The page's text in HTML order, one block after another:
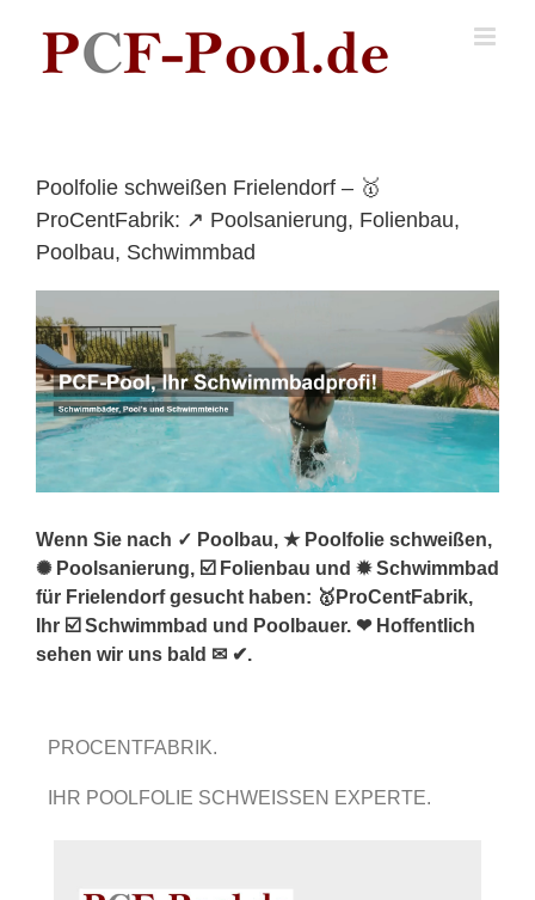
content
Poolfolie schweißen Frielendorf – 🥇
ProCentFabrik: ↗️ Poolsanierung, Folienbau,
Poolbau, Schwimmbad
Wenn Sie nach ✓ Poolbau, ★ Poolfolie schweißen,
✺ Poolsanierung, ☑️ Folienbau und ✹ Schwimmbad
für Frielendorf gesucht haben: 🥇ProCentFabrik,
Ihr ☑️ Schwimmbad und Poolbauer. ❤ Hoffentlich
sehen wir uns bald ✉ ✔.
PROCENTFABRIK.
IHR POOLFOLIE SCHWEISSEN EXPERTE.